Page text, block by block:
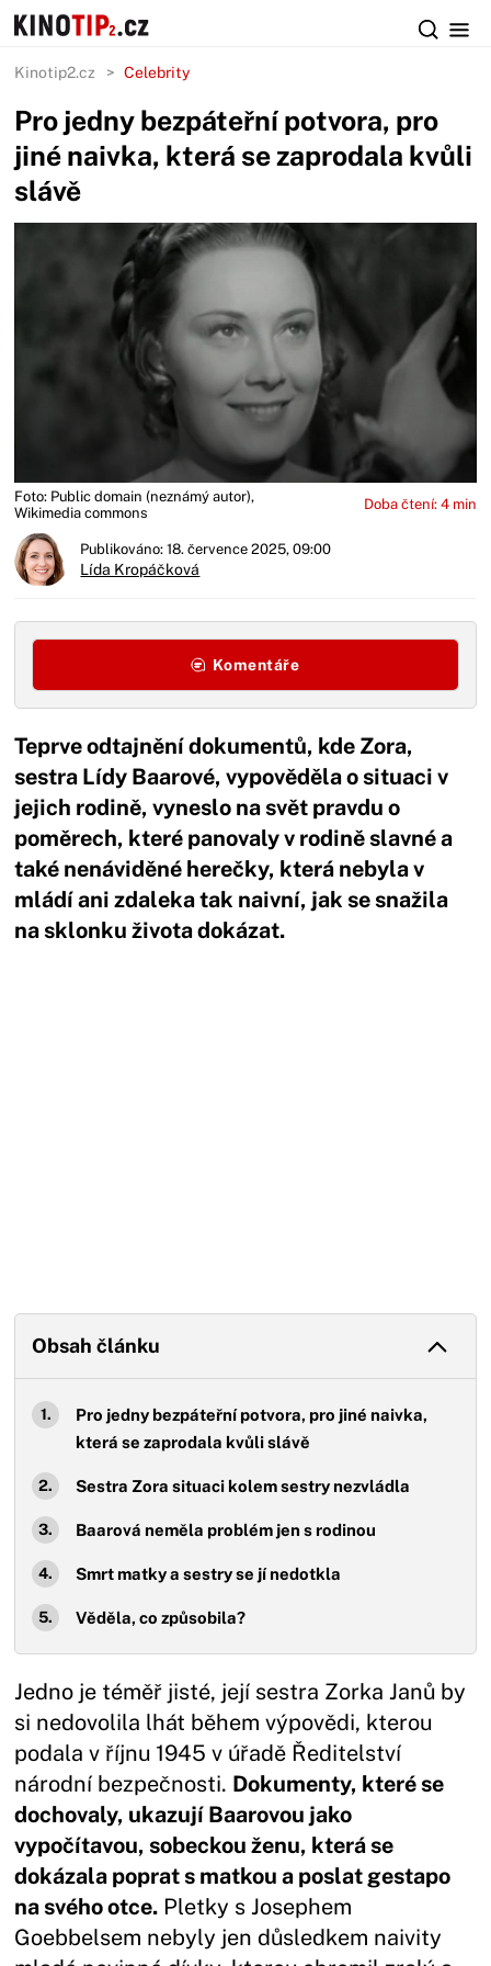
Kinotip2.cz Celebrity
Pro jedny bezpáteřní potvora, pro
jiné naivka, která se zaprodala kvůli
slávě
Foto: Public domain (neznámý autor),
Wikimedia commons
Doba čtení: 4 min
Publikováno: 18. července 2025, 09:00
Lída Kropáčková
Komentáře
Teprve odtajnění dokumentů, kde Zora,
sestra Lídy Baarové, vypověděla o situaci v
jejich rodině, vyneslo na svět pravdu o
poměrech, které panovaly v rodině slavné a
také nenáviděné herečky, která nebyla v
mládí ani zdaleka tak naivní, jak se snažila
na sklonku života dokázat.
Obsah článku
Pro jedny bezpáteřní potvora, pro jiné naivka,
která se zaprodala kvůli slávě
Sestra Zora situaci kolem sestry nezvládla
Baarová neměla problém jen s rodinou
Smrt matky a sestry se jí nedotkla
Věděla, co způsobila?
Jedno je téměř jisté, její sestra Zorka Janů by
si nedovolila lhát během výpovědi, kterou
podala v říjnu 1945 v úřadě Ředitelství
národní bezpečnosti. Dokumenty, které se
dochovaly, ukazují Baarovou jako
vypočítavou, sobeckou ženu, která se
dokázala poprat s matkou a poslat gestapo
na svého otce. Pletky s Josephem
Goebbelsem nebyly jen důsledkem naivity